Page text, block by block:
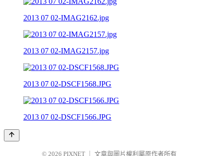
2013 07 02-IMAG2162.jpg
2013 07 02-IMAG2157.jpg
2013 07 02-DSCF1568.JPG
2013 07 02-DSCF1566.JPG
© 2026 PIXNET 文章與圖片權利屬原作者所有